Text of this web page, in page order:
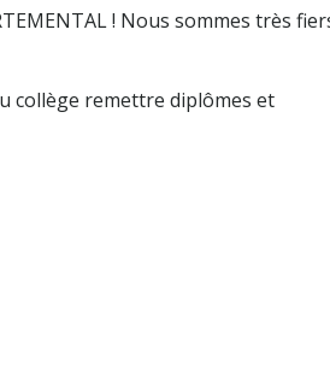
! Nous sommes très
collège remettre diplômes et